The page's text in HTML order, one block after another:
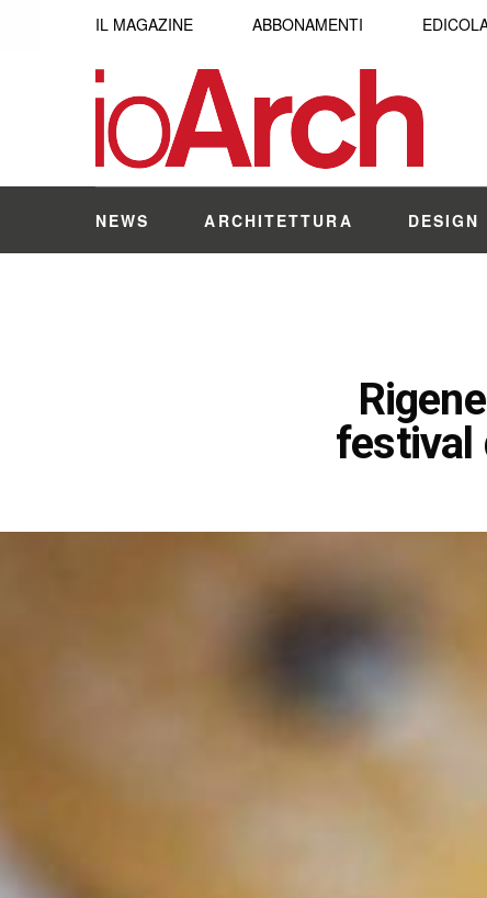
IL MAGAZINE ABBONAMENTI
NEWS ARCHITETTURA DESIGN
festival